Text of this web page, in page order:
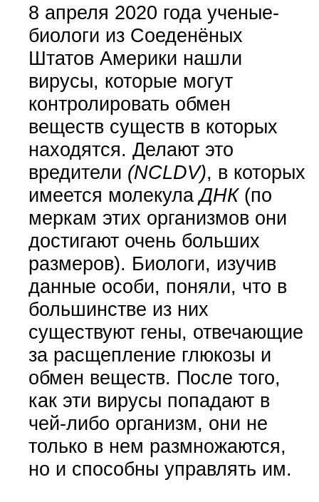
8 апреля 2020 года ученые-
биологи из Соеденёных
Штатов Америки нашли
вирусы, которые могут
контролировать обмен
веществ существ в которых
находятся. Делают это
вредители (NCLDV), в которых
имеется молекулаДНК(по
меркам этих организмов они
достигают очень больших
размеров). Биологи, изучив
данные особи, поняли, что в
большинстве из них
существуют гены, отвечающие
за расщепление глюкозы и
обмен веществ. После того,
как эти вирусы попадают в
чей-либо организм, они не
только в нем размножаются,
но и способны управлять им.